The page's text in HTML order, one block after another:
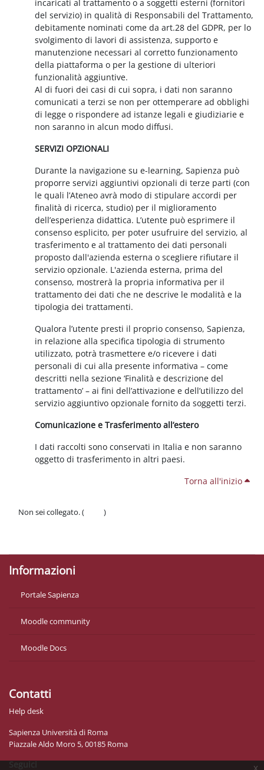
x
incaricati al trattamento o a soggetti esterni (fornitori
del servizio) in qualità di Responsabili del Trattamento,
debitamente nominati come da art.28 del GDPR, per lo
svolgimento di lavori di assistenza, supporto e
manutenzione necessari al corretto funzionamento
della piattaforma o per la gestione di ulteriori
funzionalità aggiuntive.
Al di fuori dei casi di cui sopra, i dati non saranno
comunicati a terzi se non per ottemperare ad obblighi
di legge o rispondere ad istanze legali e giudiziarie e
non saranno in alcun modo diffusi.
SERVIZI OPZIONALI
Durante la navigazione su e-learning, Sapienza può
proporre servizi aggiuntivi opzionali di terze parti (con
le quali l’Ateneo avrà modo di stipulare accordi per
finalità di ricerca, studio) per il miglioramento
dell’esperienza didattica. L’utente può esprimere il
consenso esplicito, per poter usufruire del servizio, al
trasferimento e al trattamento dei dati personali
proposto dall'azienda esterna o scegliere rifiutare il
servizio opzionale. L'azienda esterna, prima del
consenso, mostrerà la propria informativa per il
trattamento dei dati che ne descrive le modalità e la
tipologia dei trattamenti.
Qualora l’utente presti il proprio consenso, Sapienza,
in relazione alla specifica tipologia di strumento
utilizzato, potrà trasmettere e/o ricevere i dati
personali di cui alla presente informativa – come
descritti nella sezione ‘Finalità e descrizione del
trattamento’ – ai fini dell’attivazione e dell’utilizzo del
servizio aggiuntivo opzionale fornito da soggetti terzi.
Comunicazione e Trasferimento all’estero
I dati raccolti sono conservati in Italia e non saranno
oggetto di trasferimento in altri paesi.
Torna all'inizio
Non sei collegato. (
)
Informazioni
Portale Sapienza
Moodle community
Moodle Docs
Contatti
Help desk
Sapienza Università di Roma
Piazzale Aldo Moro 5, 00185 Roma
Seguici